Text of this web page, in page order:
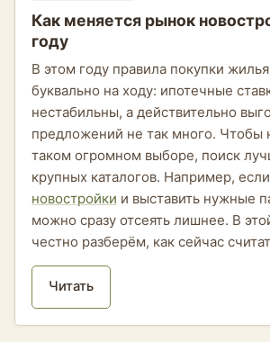
Как меняется рынок
году
В этом году правила покупки
буквально на ходу: ипотечные
нестабильны, а действительно
предложений не так много. Чтобы
таком огромном выборе, поиск
крупных каталогов. Например,
новостройки и выставить нужные
можно сразу отсеять лишнее. В
честно разберём, как сейчас
Читать